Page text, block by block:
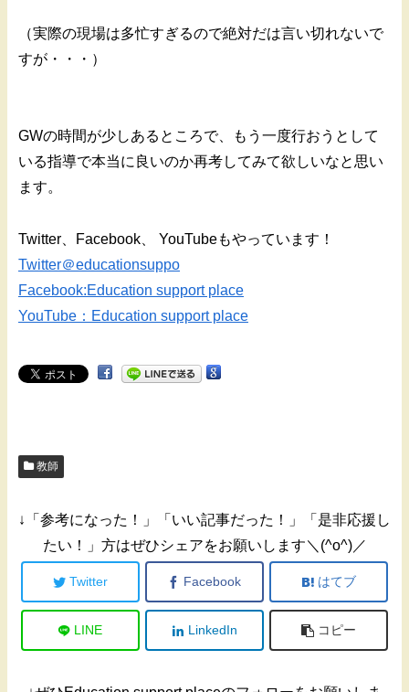
（実際の現場は多忙すぎるので絶対だは言い切れないで
すが・・・）
GWの時間が少しあるところで、もう一度行おうとして
いる指導で本当に良いのか再考してみて欲しいなと思い
ます。
Twitter、Facebook、 YouTubeもやっています！
Twitter＠educationsuppo
Facebook:Education support place
YouTube：Education support place
教師
↓「参考になった！」「いい記事だった！」「是非応援し
たい！」方はぜひシェアをお願いします＼(^o^)／
Twitter Facebook はてブ
LINE LinkedIn コピー